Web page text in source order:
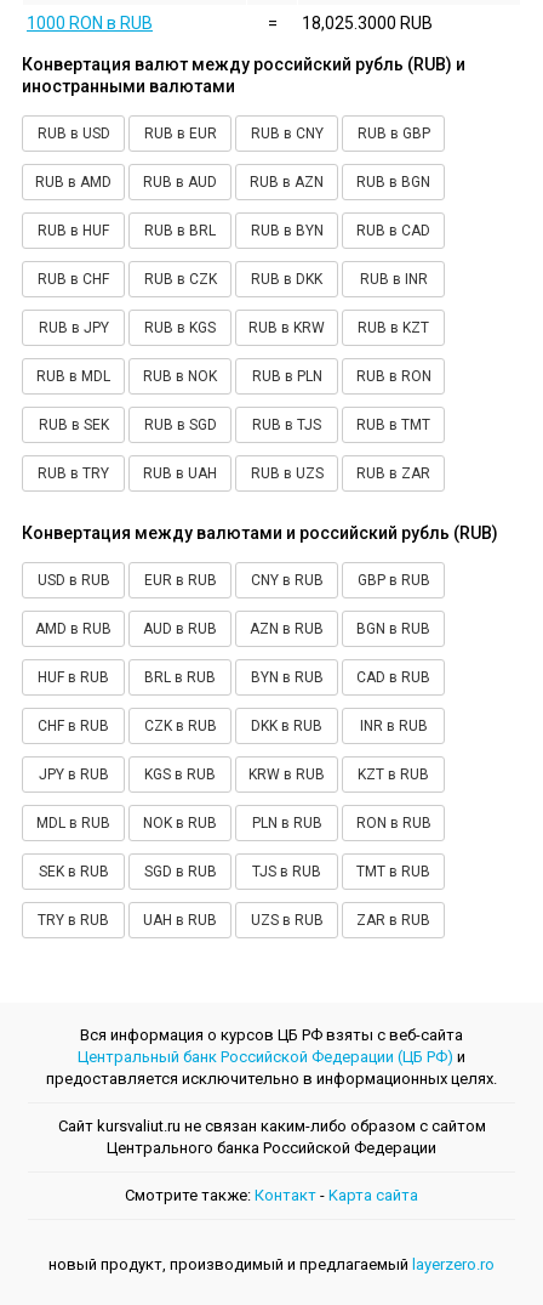
1000 RON в RUB
= 18,025.3000 RUB
Конвертация валют между российский рубль (RUB) и
иностранными валютами
RUB в USD RUB в EUR RUB в CNY RUB в GBP
RUB в AMD RUB в AUD RUB в AZN RUB в BGN
RUB в HUF RUB в BRL RUB в BYN RUB в CAD
RUB в CHF RUB в CZK RUB в DKK RUB в INR
RUB в JPY RUB в KGS RUB в KRW RUB в KZT
RUB в MDL RUB в NOK RUB в PLN RUB в RON
RUB в SEK RUB в SGD RUB в TJS RUB в TMT
RUB в TRY RUB в UAH RUB в UZS RUB в ZAR
Конвертация между валютами и российский рубль (RUB)
USD в RUB EUR в RUB CNY в RUB GBP в RUB
AMD в RUB AUD в RUB AZN в RUB BGN в RUB
HUF в RUB BRL в RUB BYN в RUB CAD в RUB
CHF в RUB CZK в RUB DKK в RUB INR в RUB
JPY в RUB KGS в RUB KRW в RUB KZT в RUB
MDL в RUB NOK в RUB PLN в RUB RON в RUB
SEK в RUB SGD в RUB TJS в RUB TMT в RUB
TRY в RUB UAH в RUB UZS в RUB ZAR в RUB
Вся информация о курсов ЦБ РФ взяты с веб-сайта
Центральный банк Российской Федерации (ЦБ РФ) и
предоставляется исключительно в информационных целях.
Сайт kursvaliut.ru не связан каким-либо образом с сайтом
Центрального банкa Российской Федерации
Смотрите также: Контакт - Kарта сайта
новый продукт, производимый и предлагаемый layerzero.ro